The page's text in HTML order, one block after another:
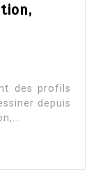
des profils
depuis